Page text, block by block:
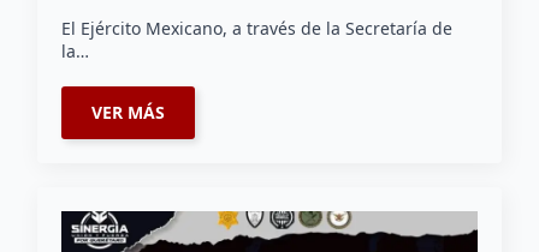
El Ejército Mexicano, a través de la Secretaría de
la…
VER MÁS